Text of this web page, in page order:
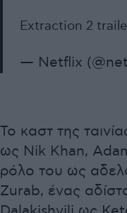
Extraction 2
— Netflix
Το καστ της
ως Nik Khan,
ρόλο του ως
Zurab, ένας